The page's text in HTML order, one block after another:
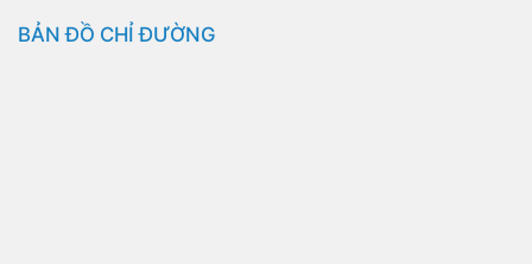
BẢN ĐỒ CHỈ ĐƯỜNG